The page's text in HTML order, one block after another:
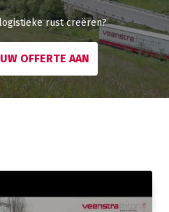
rust creëren?
OFFERTE AAN